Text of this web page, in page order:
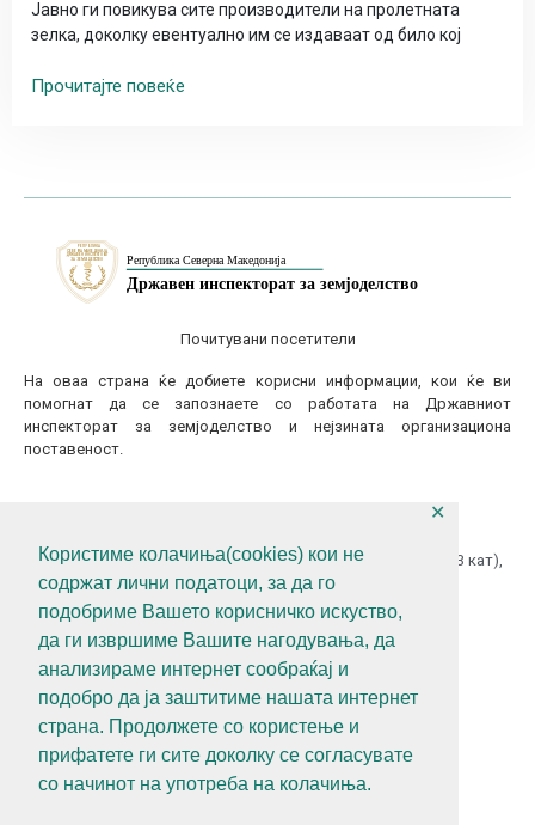
Користиме колачиња(cookies) кои не
содржат лични податоци, за да го
подобриме Вашето корисничко искуство,
да ги извршиме Вашите нагодувања, да
анализираме интернет сообраќај и
подобро да ја заштитиме нашата интернет
страна. Продолжете со користење и
прифатете ги сите доколку се согласувате
со начинот на употреба на колачиња.
✕
Јавно ги повикува сите производители на пролетната
зелка, доколку евентуално им се издаваат од било кој
Прочитајте повеќе
Почитувани посетители
На оваа страна ќе добиете корисни информации, кои ќе ви
помогнат да се запознаете со работата на Државниот
инспекторат за земјоделство и нејзината организациона
поставеност.
ул.Гоце Делчев бр.18 (Македонска Радио Телевизија 13 кат),
1000 Скопје, Р.С.Македонија
+389 (0)2 3121 462
+389 (0)2 3121 462
СЛЕДЕТЕ НЕ